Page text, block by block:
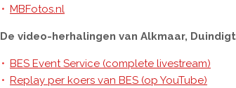
MBFotos.nl
De video-herhalingen van Alkmaar,
BES Event Service (complete livestream)
Replay per koers van BES (op YouTube)